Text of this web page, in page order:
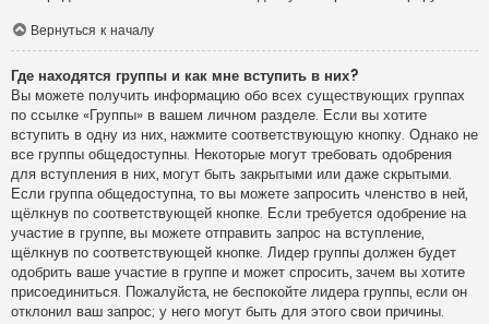
Вернуться к началу
Где находятся группы и как мне вступить в них?
Вы можете получить информацию обо всех существующих группах
по ссылке «Группы» в вашем личном разделе. Если вы хотите
вступить в одну из них, нажмите соответствующую кнопку. Однако не
все группы общедоступны. Некоторые могут требовать одобрения
для вступления в них, могут быть закрытыми или даже скрытыми.
Если группа общедоступна, то вы можете запросить членство в ней,
щёлкнув по соответствующей кнопке. Если требуется одобрение на
участие в группе, вы можете отправить запрос на вступление,
щёлкнув по соответствующей кнопке. Лидер группы должен будет
одобрить ваше участие в группе и может спросить, зачем вы хотите
присоединиться. Пожалуйста, не беспокойте лидера группы, если он
отклонил ваш запрос; у него могут быть для этого свои причины.